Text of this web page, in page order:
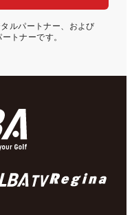
ルパートナー、および
トナーです。